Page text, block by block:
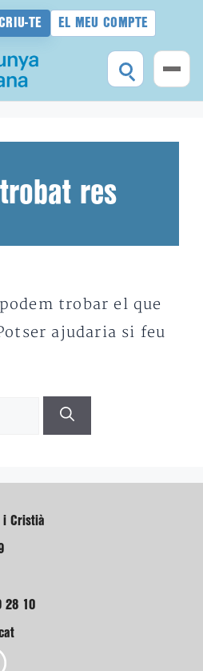
TE EL MEU COMPTE
res
trobar el que
ajudaria si feu
i Cristià
28 10